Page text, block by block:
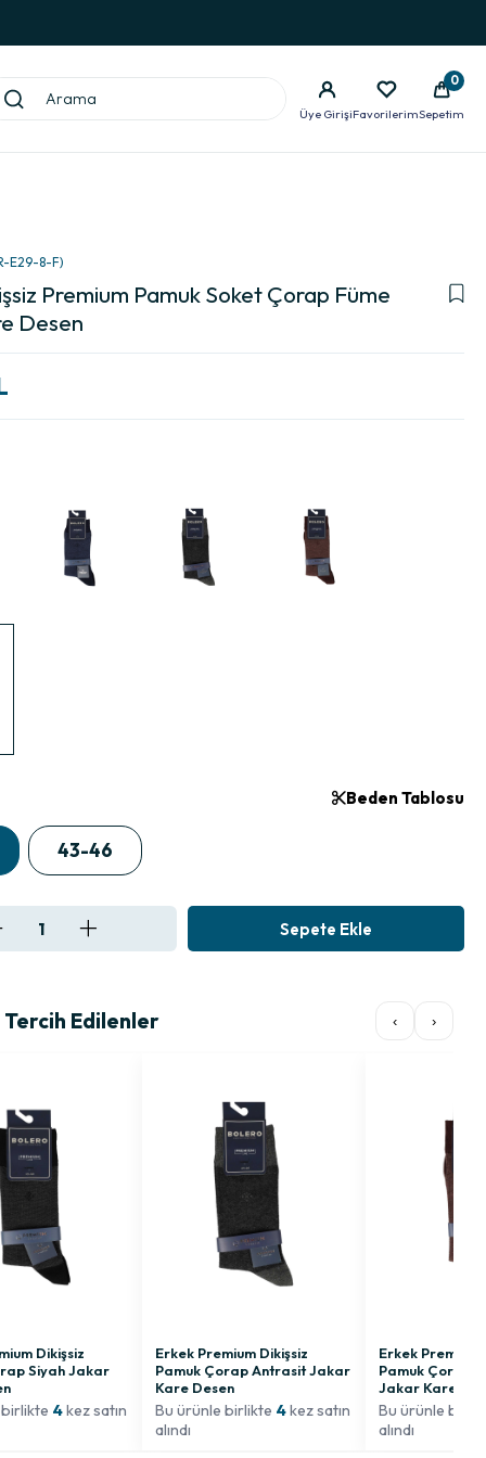
Üye GirişiFavorilerimSepetim
0
E29-8-F)
Premium Pamuk Soket Çorap Füme
Desen
43-46
Beden Tablosu
Edilenler ‹ ›
Dikişsiz
Siyah Jakar
4kez satın
Erkek Premium Dikişsiz
Pamuk Çorap Antrasit Jakar
Kare Desen
Bu ürünle birlikte 4kez satın
alındı
Erkek Premium
Pamuk Çorap
Jakar Kare
Bu ürünle
alındı